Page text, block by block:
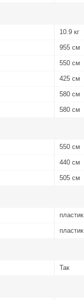
10.9 кг
955 см
550 см
425 см
580 см
580 см
550 см
440 см
505 см
пластик
пластик
Так